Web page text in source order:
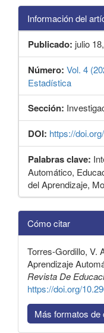
Información del
Publicado: julio
Número: Vol. 4
Estadística
Sección:
DOI: https://
Palabras clave:
Automático,
del Aprendizaje,
Detalles
del
artículo
Cómo citar
Torres-Gordillo, V.
Aprendizaje
Revista De
https://doi.org/
Más formatos de